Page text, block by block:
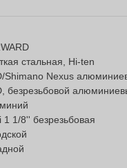
стальная, Hi-ten
Shimano Nexus
безрезьбовой
1 1/8'' безрезьбовая